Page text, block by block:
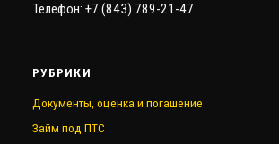
Телефон: +7 (843) 789-21-47
РУБРИКИ
Документы, оценка и погашение
Займ под ПТС